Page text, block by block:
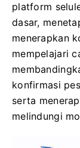
platform
dasar,
menerapkan
mempelajari
konfirmasi
serta
melindungi